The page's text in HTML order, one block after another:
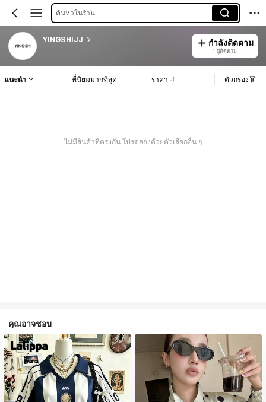
ค้นหาในร้าน
YINGSHIJJ กำลังติดตาม
1 ผู้ติดตาม
แนะนำ ที่นิยมมากที่สุด ราคา ตัวกรอง
ไม่มีสินค้าที่ตรงกัน โปรดลองด้วยตัวเลือกอื่น ๆ
คุณอาจชอบ